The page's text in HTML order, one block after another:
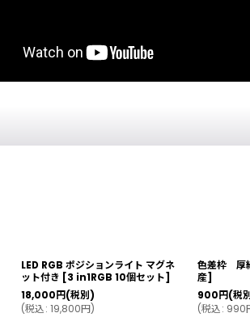
LED RGB ポジションライト マグネ
ット付き [3 in1RGB 10個セット]
18,000円(税別)
(税込: 19,800円)
色差枠 厚
産]
900円(税
(税込: 990